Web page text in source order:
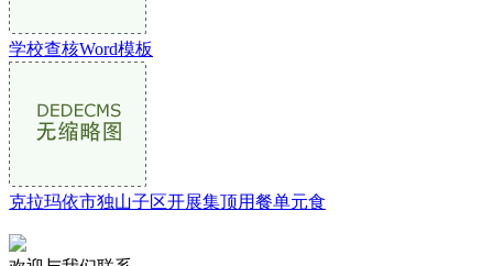
学校查核Word模板
克拉玛依市独山子区开展集顶用餐单元食